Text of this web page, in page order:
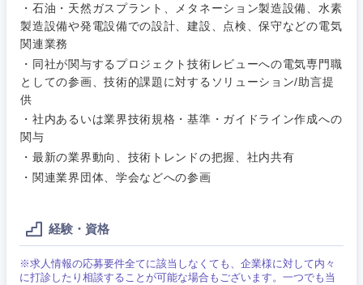
・石油・天然ガスプラント、メタネーション製造設備、水素
製造設備や発電設備での設計、建設、点検、保守などの電気
関連業務
・同社が関与するプロジェクト技術レビューへの電気専門職
としての参画、技術的課題に対するソリューション/助言提
供
・社内あるいは業界技術規格・基準・ガイドライン作成への
関与
・最新の業界動向、技術トレンドの把握、社内共有
・関連業界団体、学会などへの参画
経験・資格
※求人情報の応募要件全てに該当しなくても、企業様に対して内々
に打診したり相談することが可能な場合もございます。一つでも当
技術職
（IT）、
Webサー
ビス・制
作、ゲー
ム
技術職
くり）
ル
メディカル
不動産専門職
建設・施工管理
事務職
IT・通信
WEBサービス
広告・宣伝・印刷
関東地方
茨城県
群馬県 埼玉県
完全週休2日制 社宅・家賃補助有